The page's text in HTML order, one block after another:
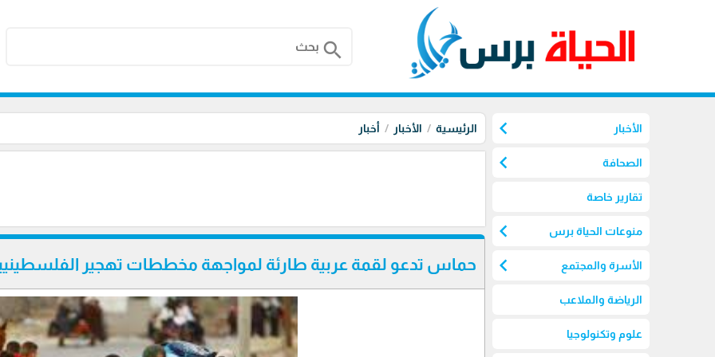
search
الأخبار chevron_left
الصحافة chevron_left
تقارير خاصة
منوعات الحياة برس chevron_left
الأسرة والمجتمع chevron_left
الرياضة والملاعب
علوم وتكنولوجيا
الرئيسية الأخبار أخبار
حماس تدعو لقمة عربية طارئة لمواجهة مخططات تهجير